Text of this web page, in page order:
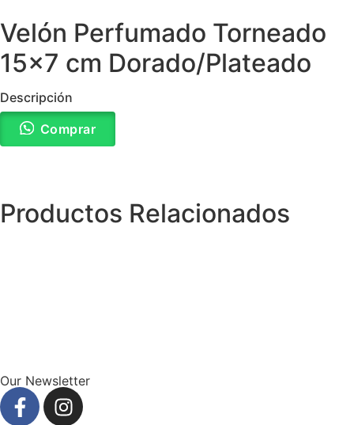
Velón Perfumado Torneado
15×7 cm Dorado/Plateado
Descripción
Comprar
Productos Relacionados
Our Newsletter